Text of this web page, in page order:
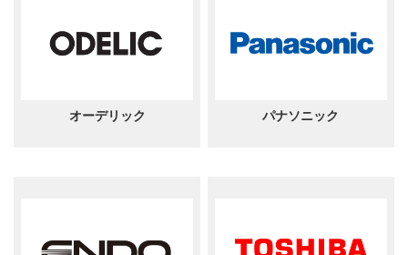
オーデリック パナソニック